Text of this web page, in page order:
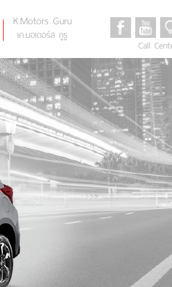
K.Motors Guru
เค.มอเตอร์ส กูรู
โปรโมชั่น
Auto
รีวิวรถยนต์
News &
ข่าวและกิจ
K.Motors
สิทธิพิเศษ
Privacy
นโยบายค
Call